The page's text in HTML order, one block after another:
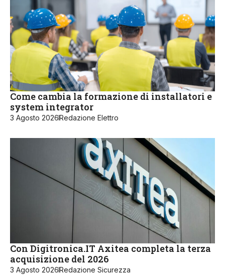
Come cambia la formazione di installatori e
system integrator
3 Agosto 2026Redazione Elettro
Con Digitronica.IT Axitea completa la terza
acquisizione del 2026
3 Agosto 2026Redazione Sicurezza